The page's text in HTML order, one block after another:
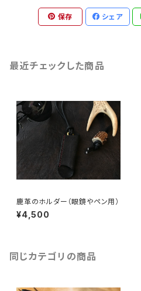
保存 シェア
最近チェックした商品
鹿革のホルダー（眼鏡やペン用）
¥4,500
同じカテゴリの商品